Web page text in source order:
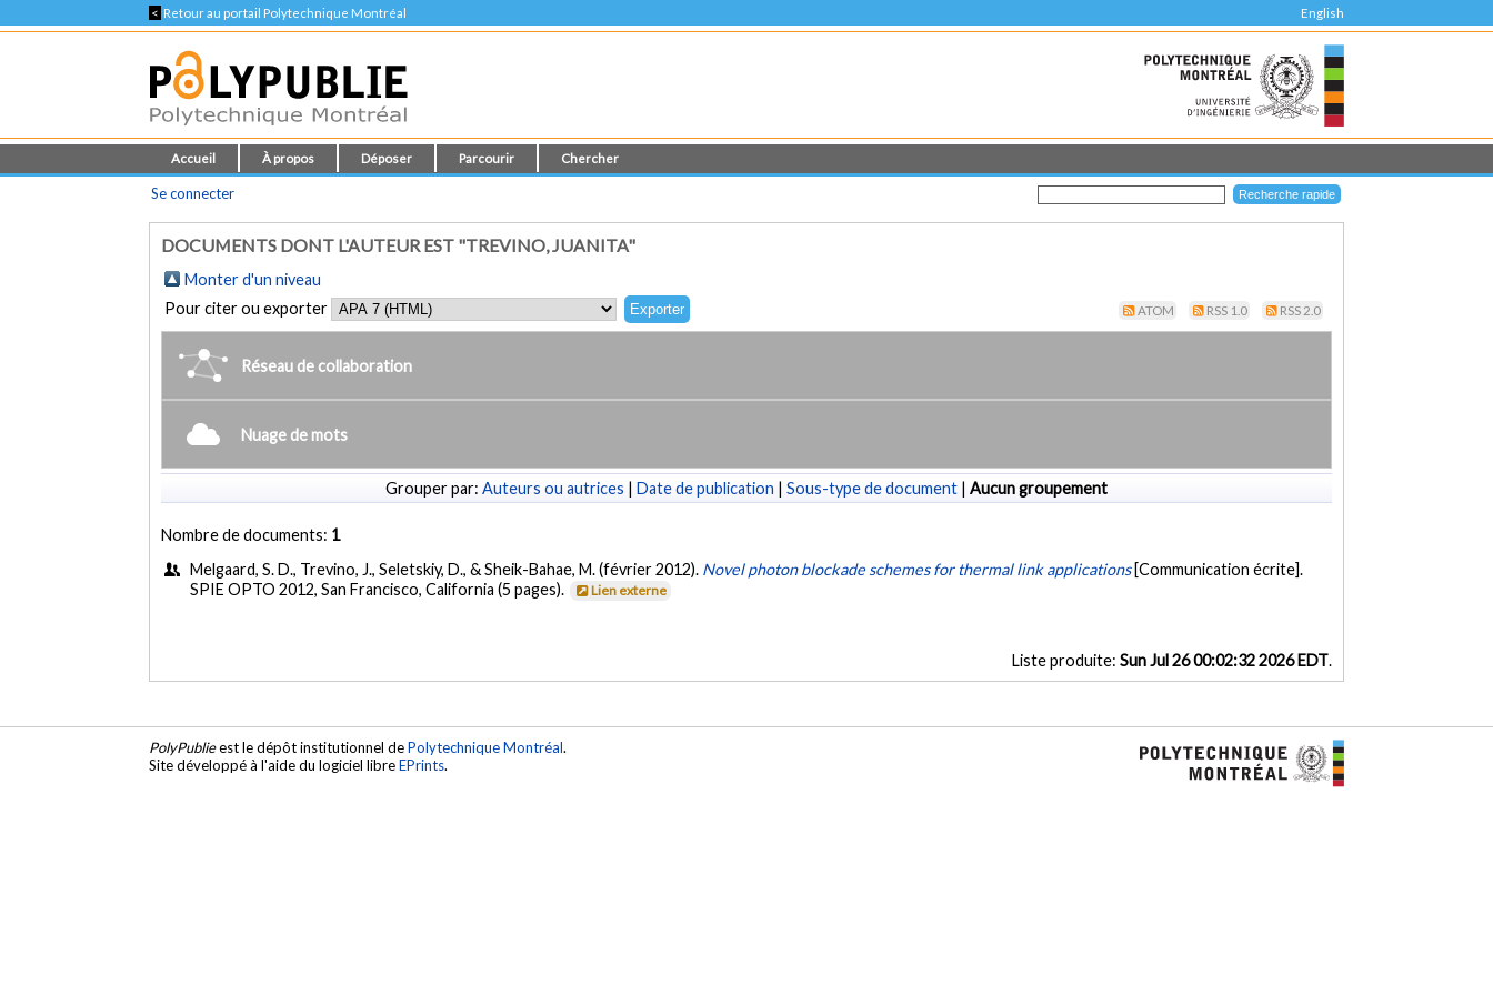
< Retour au portail Polytechnique Montréal English
Accueil À propos Déposer Parcourir Chercher
Se connecter
DOCUMENTS DONT L'AUTEUR EST "TREVINO, JUANITA"
Monter d'un niveau
Pour citer ou exporter
ATOM RSS 1.0 RSS 2.0
Réseau de collaboration
Nuage de mots
Grouper par: Auteurs ou autrices | Date de publication | Sous-type de document | Aucun groupement
Nombre de documents: 1
Melgaard, S. D., Trevino, J., Seletskiy, D., & Sheik-Bahae, M. (février 2012). Novel photon blockade schemes for thermal link applications [Communication écrite].
SPIE OPTO 2012, San Francisco, California (5 pages).
Lien externe
Liste produite: Sun Jul 26 00:02:32 2026 EDT.
PolyPublieest le dépôt institutionnel dePolytechnique Montréal.
Site développé à l'aide du logiciel libreEPrints.